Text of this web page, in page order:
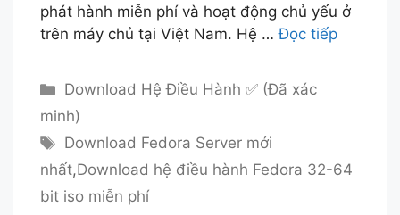
phát hành miễn phí và hoạt động chủ yếu ở
trên máy chủ tại Việt Nam. Hệ …Đọc tiếp
Danh
mục
Download Hệ Điều Hành ✅ (Đã xác
minh)
Thẻ
Download Fedora Server mới
nhất,Download hệ điều hành Fedora 32-64
bit iso miễn phí